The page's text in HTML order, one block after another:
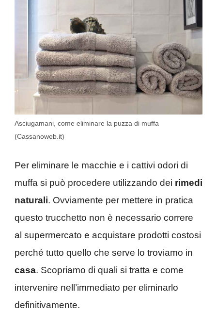
Asciugamani, come eliminare la puzza di muffa
(Cassanoweb.it)
Per eliminare le macchie e i cattivi odori di
muffa si può procedere utilizzando dei rimedi
naturali. Ovviamente per mettere in pratica
questo trucchetto non è necessario correre
al supermercato e acquistare prodotti costosi
perché tutto quello che serve lo troviamo in
casa. Scopriamo di quali si tratta e come
intervenire nell’immediato per eliminarlo
definitivamente.